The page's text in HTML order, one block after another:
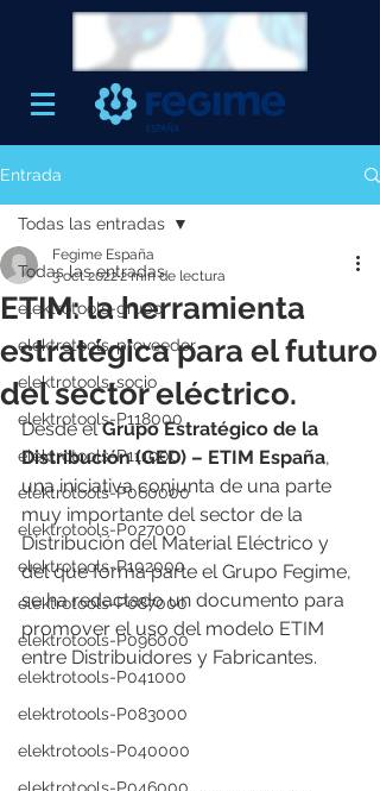
Entrada
Todas las entradas
elektrotools-grupo
elektrotools-proveedor
elektrotools-socio
elektrotools-P118000
elektrotools-P111000
elektrotools-P060000
elektrotools-P027000
elektrotools-P102000
elektrotools-P087000
elektrotools-P096000
elektrotools-P041000
elektrotools-P083000
elektrotools-P040000
Todas las entradas
ETIM: la herramienta
estratégica para el futuro
del sector eléctrico.
Fegime España
3 oct 20222 min de lectura
Desde el Grupo Estratégico de la
Distribución (GED) – ETIM España,
una iniciativa conjunta de una parte
muy importante del sector de la
Distribución del Material Eléctrico y
del que forma parte el Grupo Fegime,
se ha redactado un documento para
promover el uso del modelo ETIM
entre Distribuidores y Fabricantes.